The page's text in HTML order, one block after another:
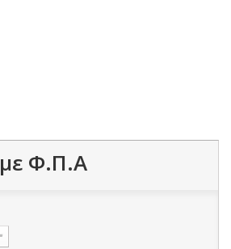
με Φ.Π.Α